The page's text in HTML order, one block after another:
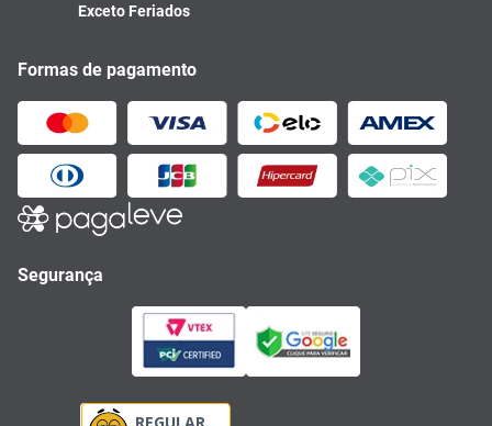
Exceto Feriados
Formas de pagamento
Segurança